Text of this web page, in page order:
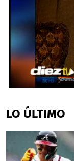
of
32
LO ÚLTIMO